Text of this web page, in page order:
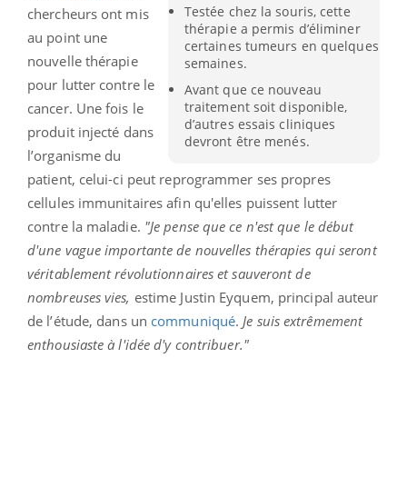
Testée chez la souris, cette
thérapie a permis d’éliminer
certaines tumeurs en quelques
semaines.
Avant que ce nouveau
traitement soit disponible,
d’autres essais cliniques
devront être menés.
chercheurs ont mis
au point une
nouvelle thérapie
pour lutter contre le
cancer. Une fois le
produit injecté dans
l’organisme du
patient, celui-ci peut reprogrammer ses propres
cellules immunitaires afin qu'elles puissent lutter
contre la maladie. "Je pense que ce n'est que le début
d'une vague importante de nouvelles thérapies qui seront
véritablement révolutionnaires et sauveront de
nombreuses vies, estime Justin Eyquem, principal auteur
de l’étude, dans un communiqué.Je suis extrêmement
enthousiaste à l'idée d'y contribuer."